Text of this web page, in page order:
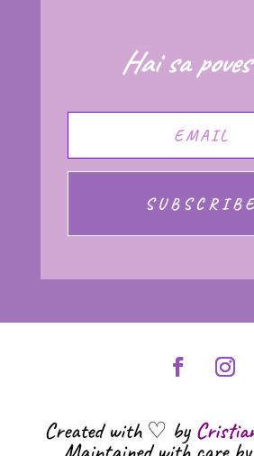
Hai sa
Created with ♡ by